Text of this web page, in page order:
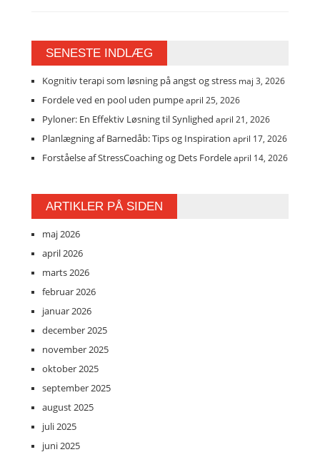
SENESTE INDLÆG
Kognitiv terapi som løsning på angst og stress maj 3, 2026
Fordele ved en pool uden pumpeapril 25, 2026
Pyloner: En Effektiv Løsning til Synlighed april 21, 2026
Planlægning af Barnedåb: Tips og Inspiration april 17, 2026
Forståelse af StressCoaching og Dets Fordeleapril 14, 2026
ARTIKLER PÅ SIDEN
maj 2026
april 2026
marts 2026
februar 2026
januar 2026
december 2025
november 2025
oktober 2025
september 2025
august 2025
juli 2025
juni 2025